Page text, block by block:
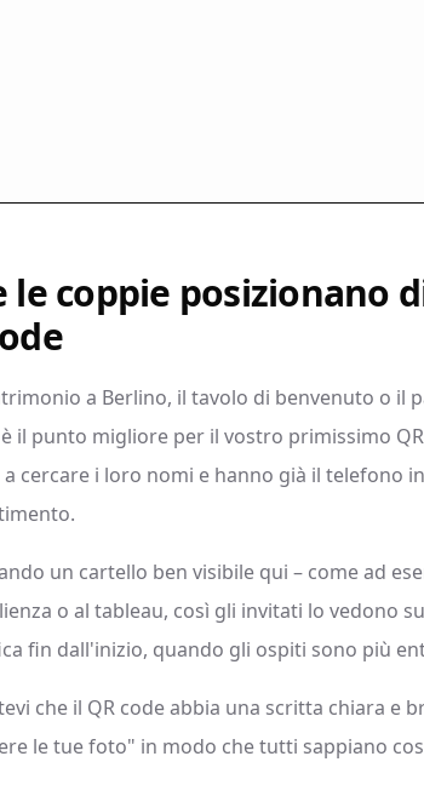
le coppie posizionano
a Berlino, il tavolo di benvenuto o il
il punto migliore per il vostro primissimo
cercare i loro nomi e hanno già il telefono
un cartello ben visibile qui – come ad
o al tableau, così gli invitati lo vedono
fin dall'inizio, quando gli ospiti sono più
che il QR code abbia una scritta chiara e
le tue foto" in modo che tutti sappiano